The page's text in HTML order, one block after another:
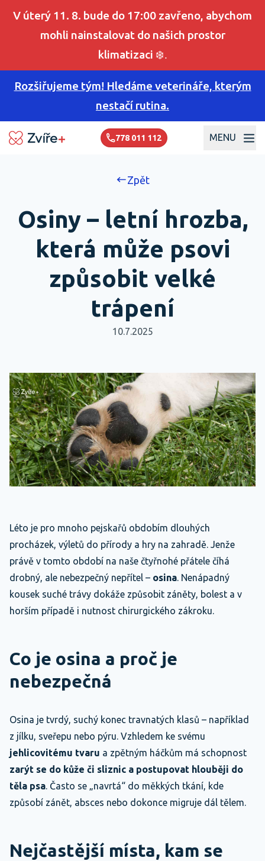
V úterý 11. 8. bude do 17:00 zavřeno, abychom
mohli nainstalovat do našich prostor
klimatizaci ❄️.
Rozšiřujeme tým! Hledáme veterináře, kterým
nestačí rutina.
MENU
778 011 112
Zpět
Osiny – letní hrozba,
která může psovi
způsobit velké
trápení
10.7.2025
Léto je pro mnoho pejskařů obdobím dlouhých
procházek, výletů do přírody a hry na zahradě. Jenže
právě v tomto období na naše čtyřnohé přátele číhá
drobný, ale nebezpečný nepřítel – osina. Nenápadný
kousek suché trávy dokáže způsobit záněty, bolest a v
horším případě i nutnost chirurgického zákroku.
Co je osina a proč je
nebezpečná
Osina je tvrdý, suchý konec travnatých klasů – například
z jílku, sveřepu nebo pýru. Vzhledem ke svému
jehlicovitému tvaru a zpětným háčkům má schopnost
zarýt se do kůže či sliznic a postupovat hlouběji do
těla psa. Často se „navrtá“ do měkkých tkání, kde
způsobí zánět, absces nebo dokonce migruje dál tělem.
Nejčastější místa, kam se